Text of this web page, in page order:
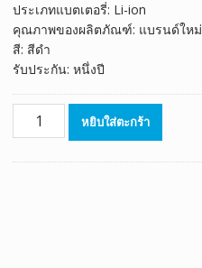
ประเภทแบตเตอรี่: Li-ion
คุณภาพของผลิตภัณฑ์: แบรนด์ใหม่
สี: สีดำ
รับประกัน: หนึ่งปี
จำนวน
หยิบใส่ตะกร้า